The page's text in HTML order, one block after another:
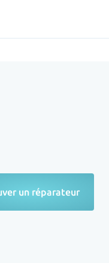
un réparateur